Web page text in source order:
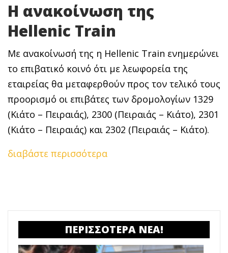
Η ανακοίνωση της
Hellenic Train
Με ανακοίνωσή της η Hellenic Train ενημερώνει
το επιβατικό κοινό ότι με λεωφορεία της
εταιρείας θα μεταφερθούν προς τον τελικό τους
προορισμό οι επιβάτες των δρομολογίων 1329
(Κιάτο – Πειραιάς), 2300 (Πειραιάς – Κιάτο), 2301
(Κιάτο – Πειραιάς) και 2302 (Πειραιάς – Κιάτο).
διαβάστε περισσότερα
ΠΕΡΙΣΣΟΤΕΡΑ ΝΕΑ!